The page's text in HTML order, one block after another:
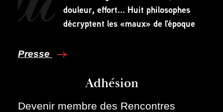
douleur, effort... Huit philosophes
décryptent les «maux» de l'époque
Presse
Adhésion
Devenir membre des Rencontres